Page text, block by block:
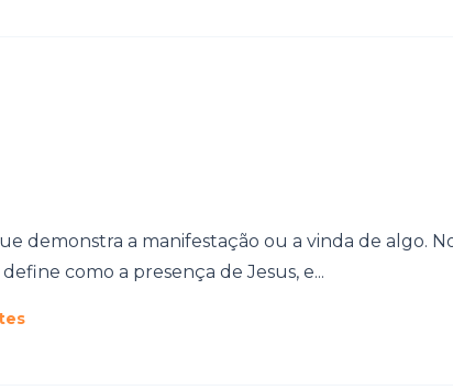
demonstra a manifestação ou a vinda de algo.
como a presença de Jesus, e...